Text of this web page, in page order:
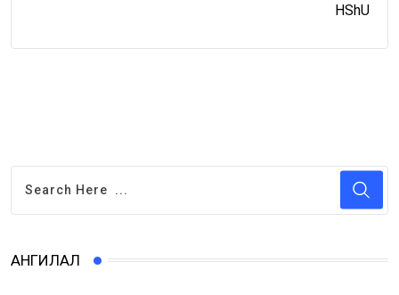
HShU
АНГИЛАЛ